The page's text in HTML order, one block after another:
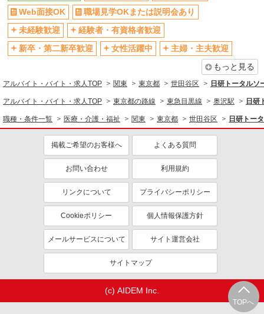
転勤なし
登録制
交通費支給
社会保険あり
社割・特典あり
研修制度あり
同じ職種から求人を探す
医療・介護・福祉
介護職・ヘルパー
同じ特徴から求人を探す
ミドル（40代～）活躍中
週2～3日勤務OK
深夜
社会保険あり
TOPへ
Web面接OK
職場見学OKまたは説明会あり
未経験歓迎
経験者・有資格者歓迎
新卒・第二新卒歓迎
女性活躍中
主婦・主夫歓迎
もっと見る
アルバイト・バイト・求人TOP 関東 東京都 世田谷区 日研トータル
アルバイト・バイト・求人TOP 東京都の路線 東急目黒線 奥沢駅 日研
職種・条件一覧 医療・介護・福祉 関東 東京都 世田谷区 日研トー
掲載ご希望のお客様へ よくある質問
お問い合わせ 利用規約
リンクについて プライバシーポリシー
Cookieポリシー 個人情報保護方針
メールサービスについて サイト運営会社
サイトマップ
(c) AIDEM Inc.